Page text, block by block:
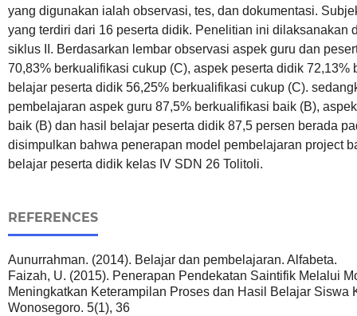
yang digunakan ialah observasi, tes, dan dokumentasi.
yang terdiri dari 16 peserta didik. Penelitian ini dilaksanakan
siklus II. Berdasarkan lembar observasi aspek guru dan
70,83% berkualifikasi cukup (C), aspek peserta didik
belajar peserta didik 56,25% berkualifikasi cukup (C).
pembelajaran aspek guru 87,5% berkualifikasi baik (B),
baik (B) dan hasil belajar peserta didik 87,5 persen berada
disimpulkan bahwa penerapan model pembelajaran project
belajar peserta didik kelas IV SDN 26 Tolitoli.
REFERENCES
Aunurrahman. (2014). Belajar dan pembelajaran. Alfabeta.
Faizah, U. (2015). Penerapan Pendekatan Saintifik Melalui
Meningkatkan Keterampilan Proses dan Hasil Belajar Siswa
Wonosegoro. 5(1), 36